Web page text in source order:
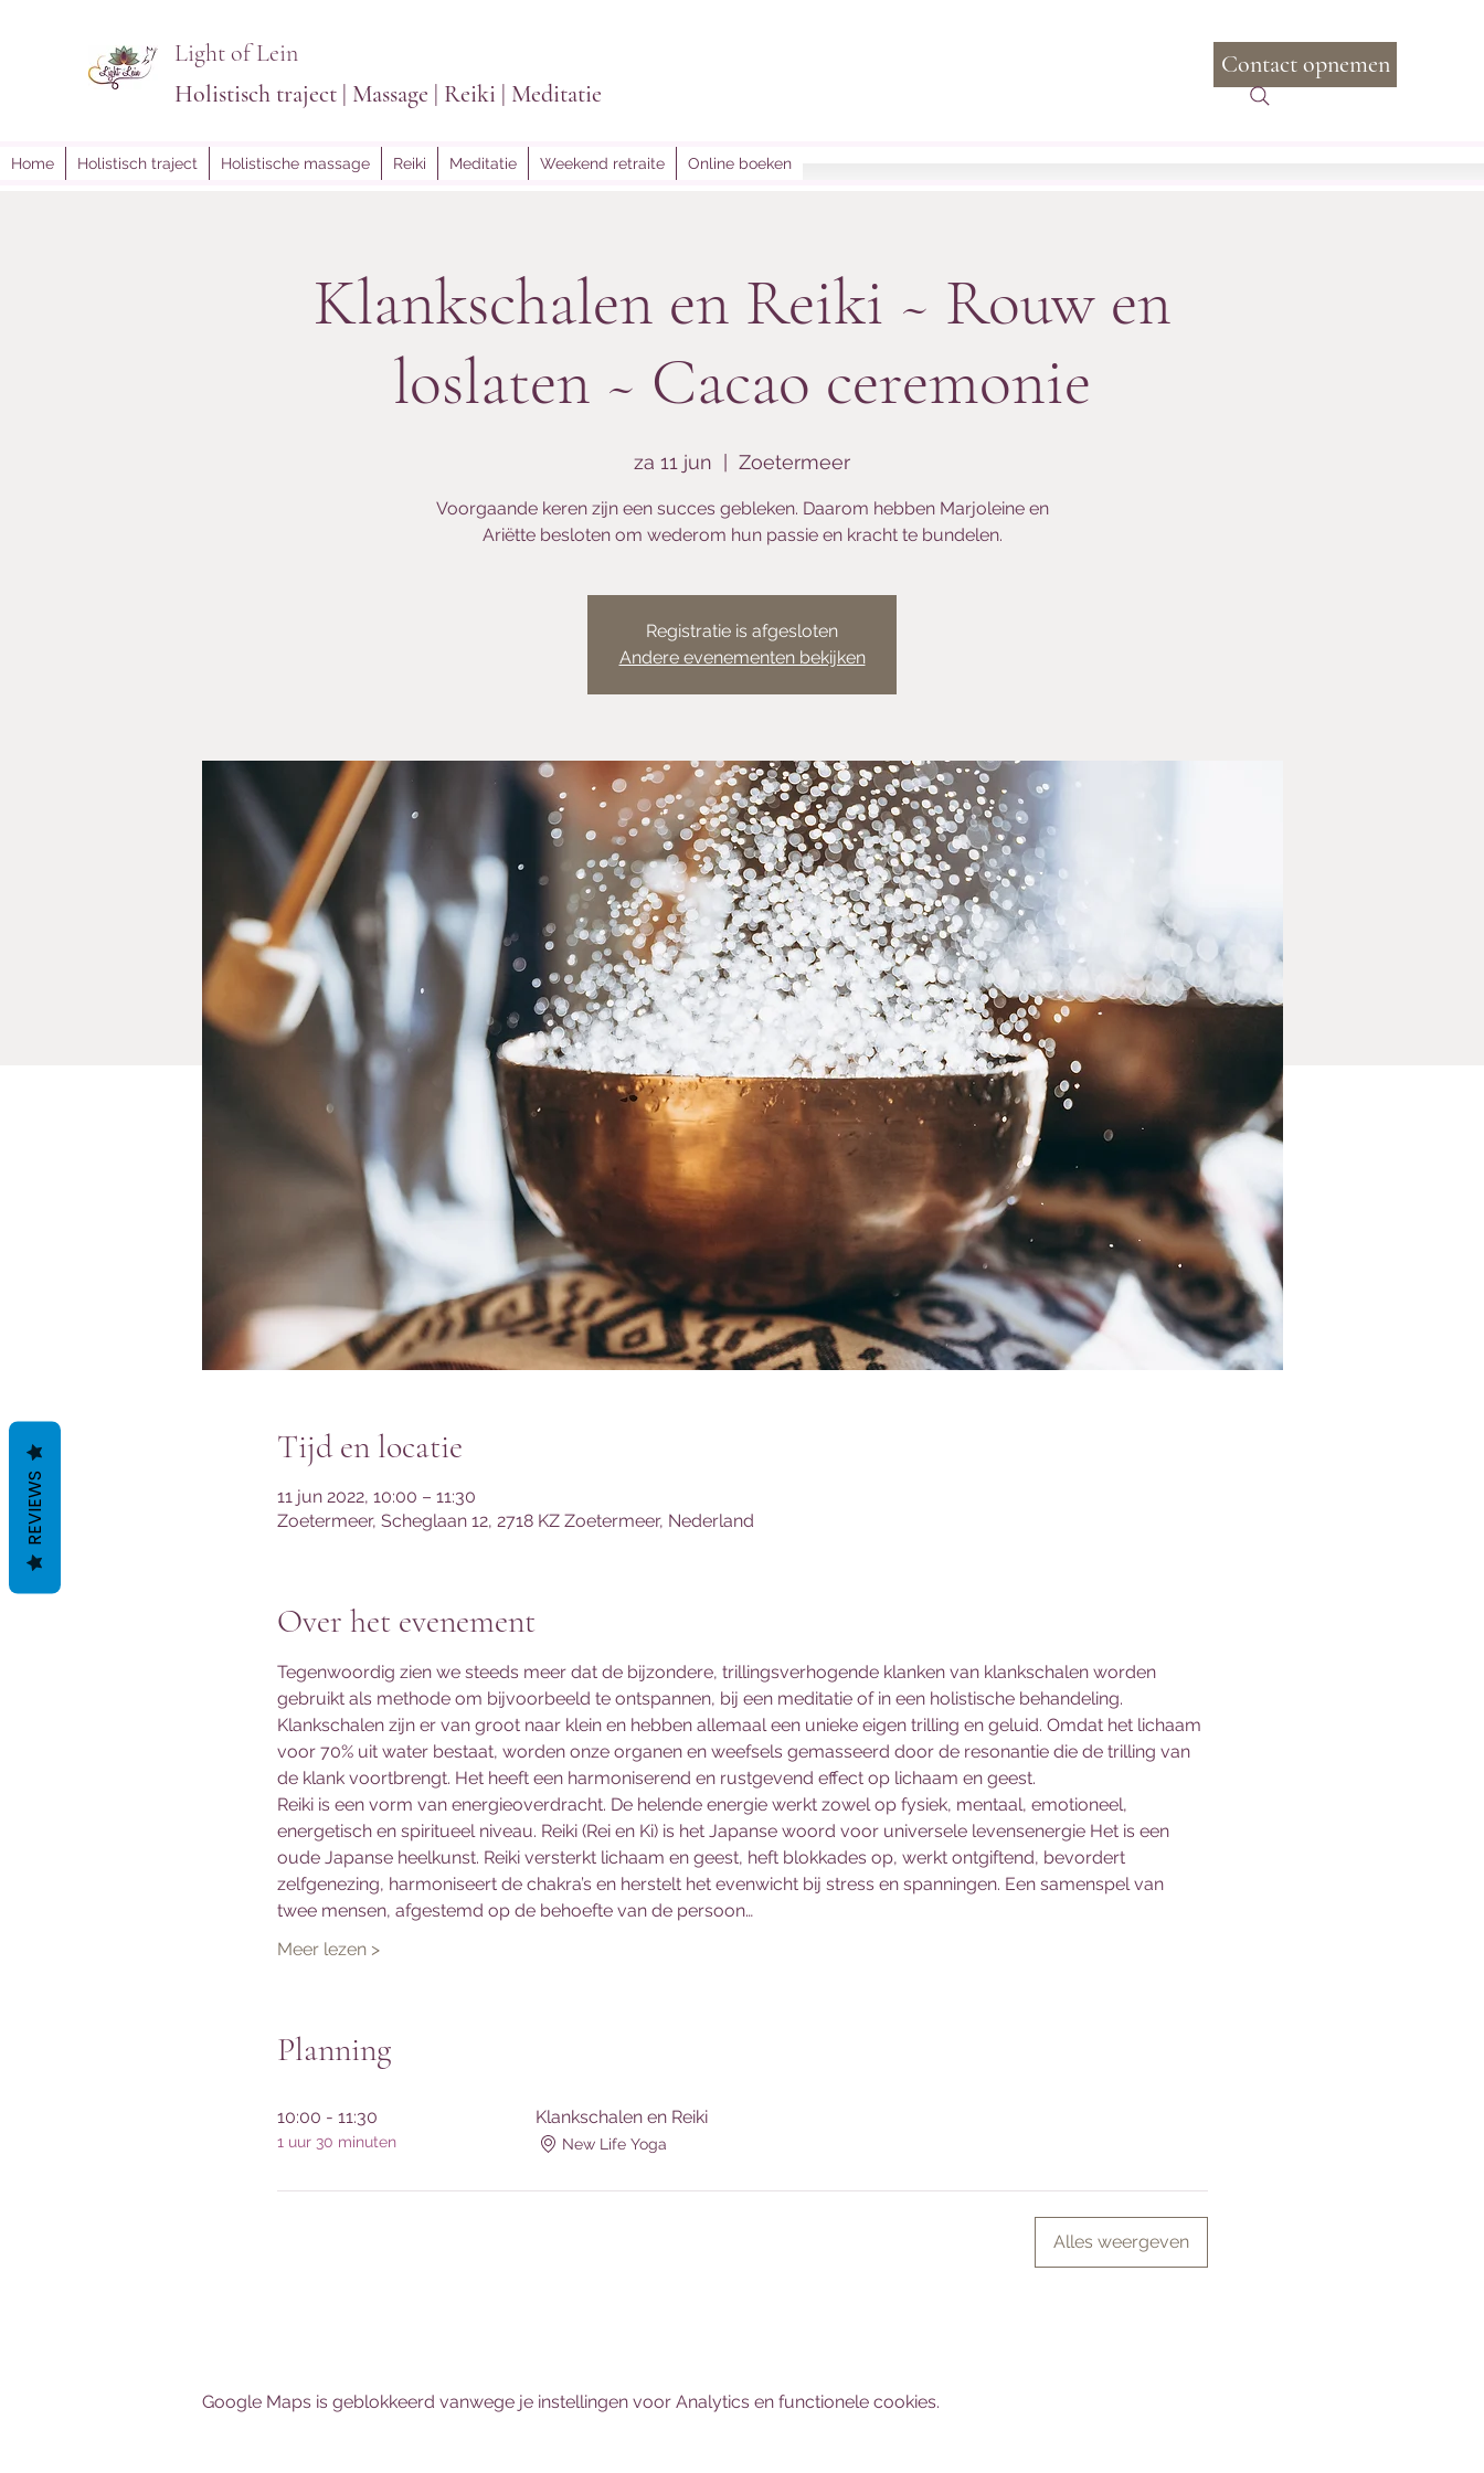
Light of Lein
Holistisch traject | Massage | Reiki | Meditatie
Contact opnemen
Home Holistisch traject Holistische massage Reiki Meditatie Weekend retraite Online boeken
Klankschalen en Reiki ~ Rouw en
loslaten ~ Cacao ceremonie
za 11 jun Zoetermeer
Voorgaande keren zijn een succes gebleken. Daarom hebben Marjoleine en
Ariëtte besloten om wederom hun passie en kracht te bundelen.
Registratie is afgesloten
Andere evenementen bekijken
Tijd en locatie
11 jun 2022, 10:00 – 11:30
Zoetermeer, Scheglaan 12, 2718 KZ Zoetermeer, Nederland
Over het evenement
Tegenwoordig zien we steeds meer dat de bijzondere, trillingsverhogende klanken van klankschalen worden
gebruikt als methode om bijvoorbeeld te ontspannen, bij een meditatie of in een holistische behandeling.
Klankschalen zijn er van groot naar klein en hebben allemaal een unieke eigen trilling en geluid. Omdat het lichaam
voor 70% uit water bestaat, worden onze organen en weefsels gemasseerd door de resonantie die de trilling van
de klank voortbrengt. Het heeft een harmoniserend en rustgevend effect op lichaam en geest.
Reiki is een vorm van energieoverdracht. De helende energie werkt zowel op fysiek, mentaal, emotioneel,
energetisch en spiritueel niveau. Reiki (Rei en Ki) is het Japanse woord voor universele levensenergie Het is een
oude Japanse heelkunst. Reiki versterkt lichaam en geest, heft blokkades op, werkt ontgiftend, bevordert
zelfgenezing, harmoniseert de chakra’s en herstelt het evenwicht bij stress en spanningen. Een samenspel van
twee mensen, afgestemd op de behoefte van de persoon…
Meer lezen >
Planning
10:00 - 11:30
1 uur 30 minuten
Klankschalen en Reiki
New Life Yoga
Alles weergeven
Google Maps is geblokkeerd vanwege je instellingen voor Analytics en functionele cookies.
REVIEWS